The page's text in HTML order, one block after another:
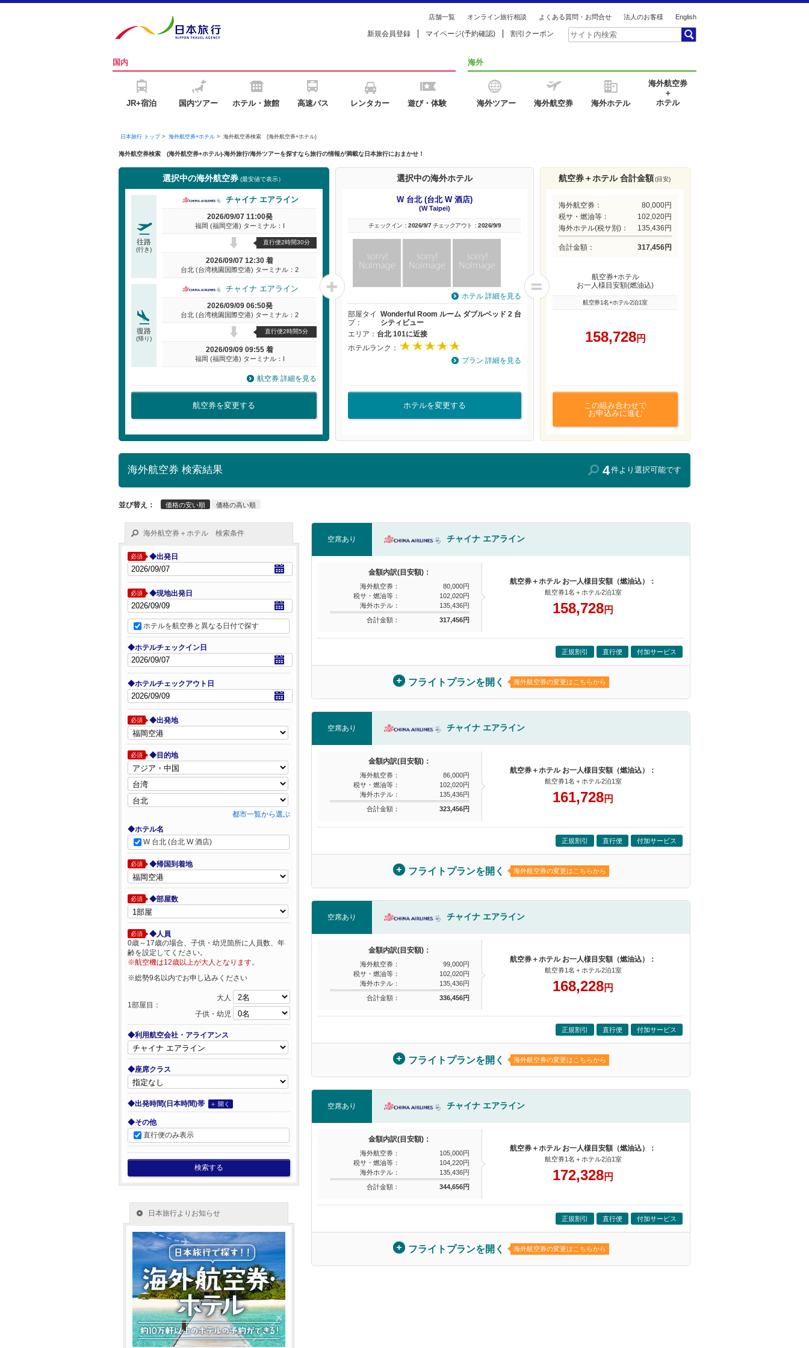
店舗一覧 オンライン旅行相談 よくある質問・お問合せ 法人のお客様 English
新規会員登録 マイページ(予約確認) 割引クーポン
国内
JR+宿泊 国内ツアー ホテル・旅館 高速バス レンタカー 遊び・体験
海外
海外ツアー 海外航空券 海外ホテル
海外航空券
＋
ホテル
日本旅行 トップ> 海外航空券+ホテル> 海外航空券検索 (海外航空券+ホテル)
海外航空券検索 (海外航空券+ホテル)-海外旅行/海外ツアーを探すなら旅行の情報が満載な日本旅行におまかせ！
選択中の海外航空券 (最安値で表示）
往路
(行き)
チャイナ エアライン
2026/09/07 11:00発
福岡 (福岡空港) ターミナル：I
直行便2時間30分
2026/09/07 12:30 着
台北 (台湾桃園国際空港) ターミナル：2
復路
(帰り)
チャイナ エアライン
2026/09/09 06:50発
台北 (台湾桃園国際空港) ターミナル：2
直行便2時間5分
2026/09/09 09:55 着
福岡 (福岡空港) ターミナル：I
航空券 詳細を見る
航空券を変更する
選択中の海外ホテル
W 台北 (台北 W 酒店)
(W Taipei)
チェックイン：2026/9/7 チェックアウト：2026/9/9
ホテル 詳細を見る
部屋タイ
プ：
Wonderful Room ルーム ダブルベッド 2 台
シティビュー
エリア： 台北 101に近接
ホテルランク：
プラン 詳細を見る
ホテルを変更する
航空券＋ホテル 合計金額(目安)
海外航空券：
80,000円
税サ・燃油等：
102,020円
海外ホテル(税サ別)：
135,436円
合計金額： 317,456円
航空券+ホテル
お一人様目安額(燃油込)
航空券1名+ホテル2泊1室
158,728円
この組み合わせで
お申込みに進む
海外航空券 検索結果 4件より選択可能です
並び替え： 価格の安い順 価格の高い順
空席あり チャイナ エアライン
金額内訳(目安額)：
海外航空券：
80,000円
税サ・燃油等：
102,020円
海外ホテル：
135,436円
合計金額：
317,456円
航空券＋ホテル お一人様目安額（燃油込）：
航空券1名＋ホテル2泊1室
158,728円
正規割引 直行便 付加サービス
フライトプランを開く 海外航空券の変更はこちらから
空席あり チャイナ エアライン
金額内訳(目安額)：
海外航空券：
86,000円
税サ・燃油等：
102,020円
海外ホテル：
135,436円
合計金額：
323,456円
航空券＋ホテル お一人様目安額（燃油込）：
航空券1名＋ホテル2泊1室
161,728円
正規割引 直行便 付加サービス
フライトプランを開く 海外航空券の変更はこちらから
空席あり チャイナ エアライン
金額内訳(目安額)：
海外航空券：
99,000円
税サ・燃油等：
102,020円
海外ホテル：
135,436円
合計金額：
336,456円
航空券＋ホテル お一人様目安額（燃油込）：
航空券1名＋ホテル2泊1室
168,228円
正規割引 直行便 付加サービス
フライトプランを開く 海外航空券の変更はこちらから
空席あり チャイナ エアライン
金額内訳(目安額)：
海外航空券：
105,000円
税サ・燃油等：
104,220円
海外ホテル：
135,436円
合計金額：
344,656円
航空券＋ホテル お一人様目安額（燃油込）：
航空券1名＋ホテル2泊1室
172,328円
正規割引 直行便 付加サービス
フライトプランを開く 海外航空券の変更はこちらから
海外航空券＋ホテル 検索条件
必須 ◆出発日
必須 ◆現地出発日
ホテルを航空券と異なる日付で探す
◆ホテルチェックイン日
◆ホテルチェックアウト日
必須 ◆出発地
必須 ◆目的地
都市一覧から選ぶ
◆ホテル名
W 台北 (台北 W 酒店)
必須 ◆帰国到着地
必須 ◆部屋数
必須
◆人員
0歳～17歳の場合、子供・幼児箇所に人員数、年
齢を設定してください。
※航空機は12歳以上が大人となります。
※総勢9名以内でお申し込みください
1部屋目：
大人
子供・幼児
◆利用航空会社・アライアンス
◆座席クラス
◆出発時間(日本時間)帯 ＋ 開く
◆その他
直行便のみ表示
検索する